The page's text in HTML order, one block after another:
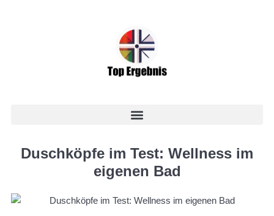
Duschköpfe im Test: Wellness im
eigenen Bad